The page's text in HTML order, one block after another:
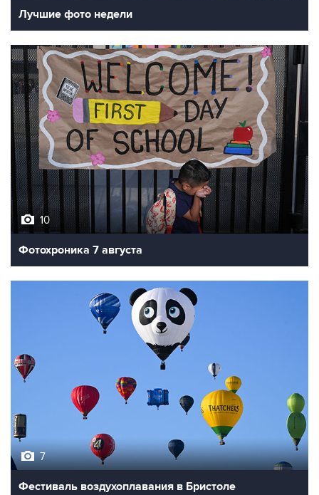
Лучшие фото недели
10
Фотохроника 7 августа
7
Фестиваль воздухоплавания в Бристоле